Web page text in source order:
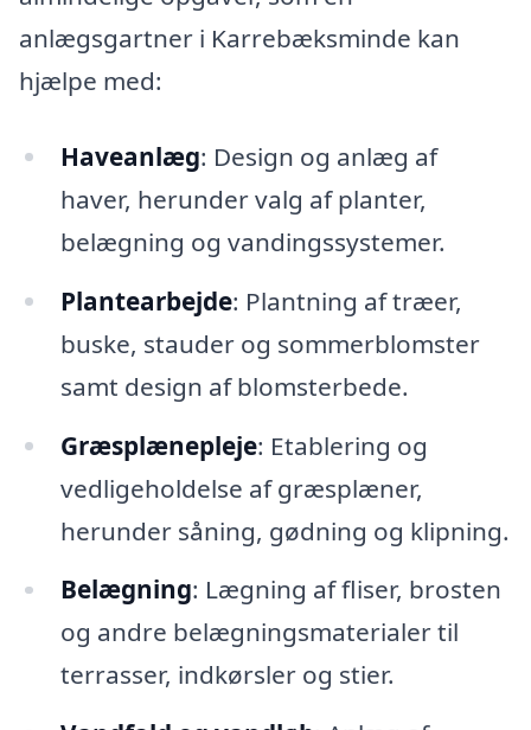
anlægsgartner i Karrebæksminde kan
hjælpe med:
Haveanlæg: Design og anlæg af
haver, herunder valg af planter,
belægning og vandingssystemer.
Plantearbejde: Plantning af træer,
buske, stauder og sommerblomster
samt design af blomsterbede.
Græsplænepleje: Etablering og
vedligeholdelse af græsplæner,
herunder såning, gødning og klipning.
Belægning: Lægning af fliser, brosten
og andre belægningsmaterialer til
terrasser, indkørsler og stier.